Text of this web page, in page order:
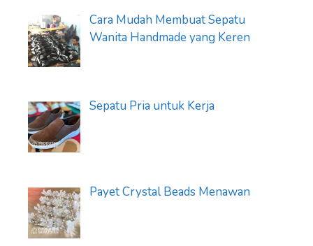
Cara Mudah Membuat Sepatu
Wanita Handmade yang Keren
Sepatu Pria untuk Kerja
Payet Crystal Beads Menawan